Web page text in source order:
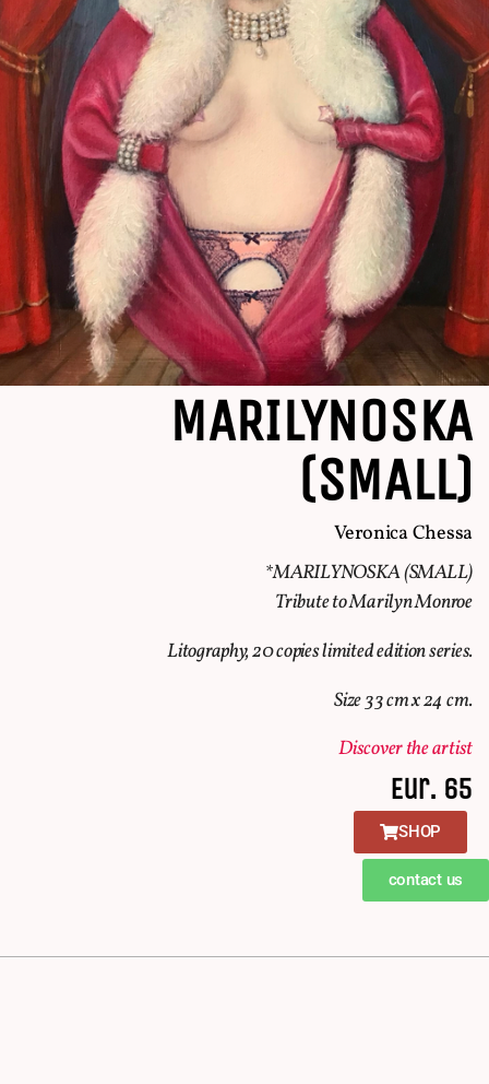
MARILYNOSKA
(SMALL)
Veronica Chessa
*MARILYNOSKA (SMALL)
Tribute to Marilyn Monroe
Litography, 20 copies limited edition series.
Size 33 cm x 24 cm.
Discover the artist
Eur. 65
SHOP
contact us